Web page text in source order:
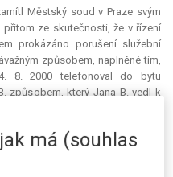
Městský soud v Praze svým
ze skutečnosti, že v řízení
prokázáno porušení služební
způsobem, naplněné tím,
8. 2000 telefonoval do bytu
způsobem, který Jana B. vedl k
rozsudku žalobce (stěžovatel)
nerespektování jeho práv v
má (souhlas